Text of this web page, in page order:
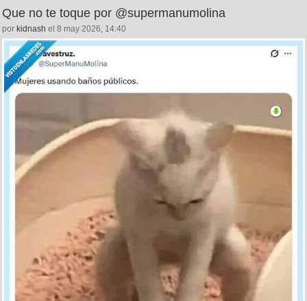
Que no te toque por @supermanumolina
por kidnash el 8 may 2026, 14:40